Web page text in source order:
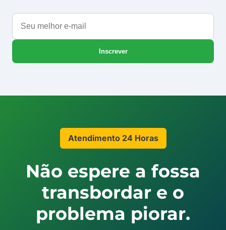
Seu
melhor
e-
Inscrever
Atendimento 24 Horas
Não espere a fossa
transbordar e o
problema piorar.